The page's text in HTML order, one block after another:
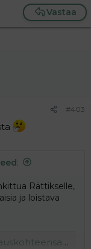
Vastaa
#403
:
Rättikselle,
ja loistava
sekunneissa